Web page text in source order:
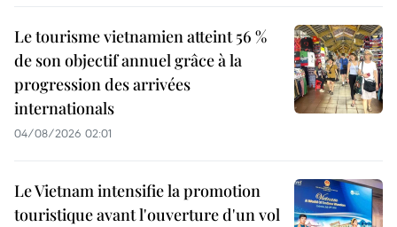
Le tourisme vietnamien atteint 56 %
de son objectif annuel grâce à la
progression des arrivées
internationals
04/08/2026 02:01
Le Vietnam intensifie la promotion
touristique avant l'ouverture d'un vol